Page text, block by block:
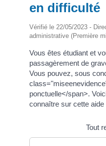
en difficulté
Vérifié le 22/05/2023 -
administrative (Première
Vous êtes étudiant et
passagèrement de
Vous pouvez, sous
ponctuelle</span>.
connaître sur cette aide
Tout